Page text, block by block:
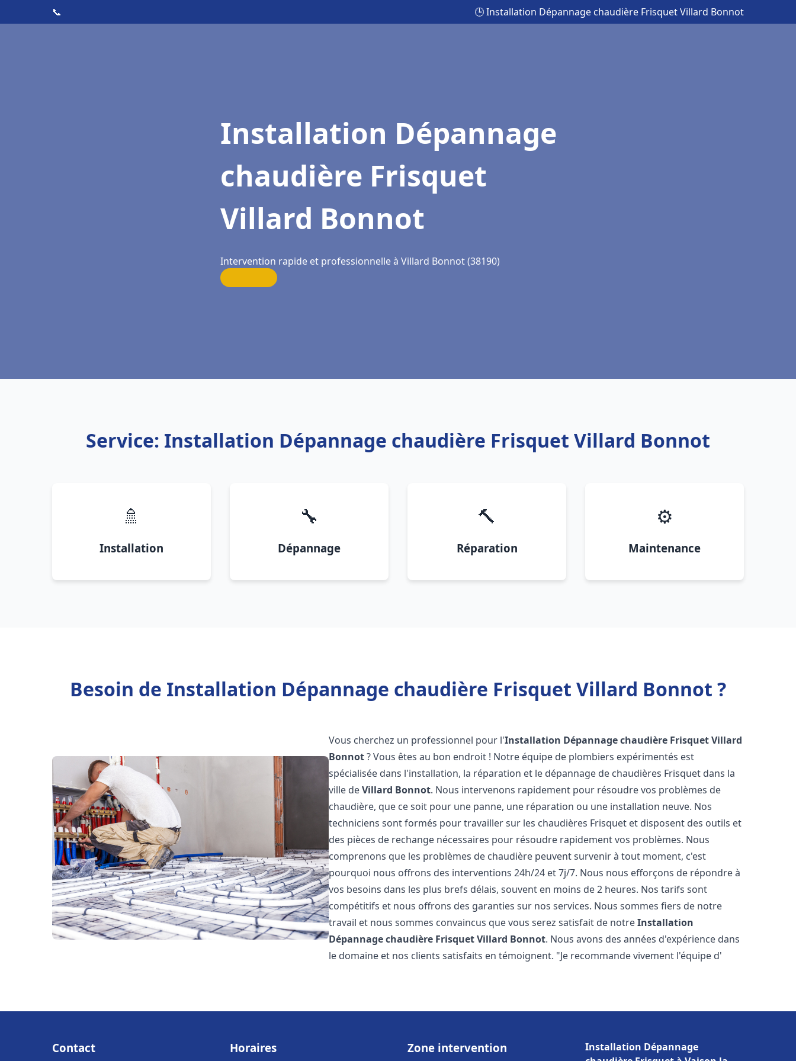
📞 🕒 Installation Dépannage chaudière Frisquet Villard Bonnot
Installation Dépannage
chaudière Frisquet
Villard Bonnot
Intervention rapide et professionnelle à Villard Bonnot (38190)
Service: Installation Dépannage chaudière Frisquet Villard Bonnot
🚿
Installation
🔧
Dépannage
🔨
Réparation
⚙️
Maintenance
Besoin de Installation Dépannage chaudière Frisquet Villard Bonnot ?
Vous cherchez un professionnel pour l'Installation Dépannage chaudière FrisquetVillard
Bonnot? Vous êtes au bon endroit ! Notre équipe de plombiers expérimentés est
spécialisée dans l'installation, la réparation et le dépannage de chaudières Frisquet dans la
ville deVillard Bonnot. Nous intervenons rapidement pour résoudre vos problèmes de
chaudière, que ce soit pour une panne, une réparation ou une installation neuve. Nos
techniciens sont formés pour travailler sur les chaudières Frisquet et disposent des outils et
des pièces de rechange nécessaires pour résoudre rapidement vos problèmes. Nous
comprenons que les problèmes de chaudière peuvent survenir à tout moment, c'est
pourquoi nous offrons des interventions 24h/24 et 7j/7. Nous nous efforçons de répondre à
vos besoins dans les plus brefs délais, souvent en moins de 2 heures. Nos tarifs sont
compétitifs et nous offrons des garanties sur nos services. Nous sommes fiers de notre
travail et nous sommes convaincus que vous serez satisfait de notreInstallation
Dépannage chaudière FrisquetVillard Bonnot. Nous avons des années d'expérience dans
le domaine et nos clients satisfaits en témoignent. "Je recommande vivement l'équipe d'
Contact Horaires Zone intervention
Installation Dépannage